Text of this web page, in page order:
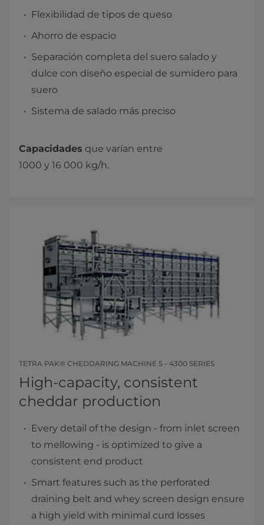
Flexibilidad de tipos de queso
Ahorro de espacio
Separación completa del suero salado y
dulce con diseño especial de sumidero para
suero
Sistema de salado más preciso
Capacidades que varían entre
1000 y 16 000 kg/h.​
TETRA PAK® CHEDDARING MACHINE 5 - 4300 SERIES
High-capacity, consistent
cheddar production
Every detail of the design - from inlet screen
to mellowing - is optimized to give a
consistent end product
Smart features such as the perforated
draining belt and whey screen design ensure
a high yield with minimal curd losses